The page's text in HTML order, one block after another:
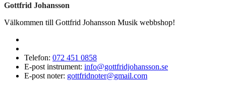
Gottfrid Johansson
Välkommen till Gottfrid Johansson Musik webbshop!
Telefon: 072 451 0858
E-post instrument: info@gottfridjohansson.se
E-post noter: gottfridnoter@gmail.com